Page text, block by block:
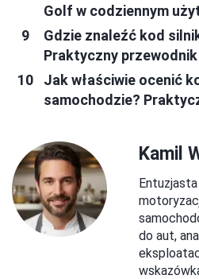
Golf w codziennym
Gdzie znaleźć kod
Praktyczny przewodnik
Jak właściwie ocenić
samochodzie?
Kamil
do aut,